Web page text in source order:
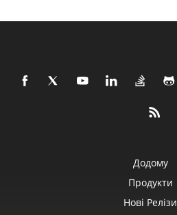
Додому
Продукти
Нові Релізи